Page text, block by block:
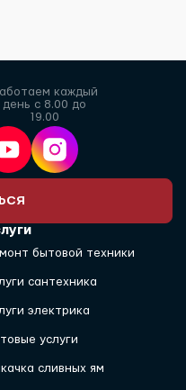
каждый
день с 8.00 до
19.00
бытовой техники
сантехника
электрика
услуги
сливных ям